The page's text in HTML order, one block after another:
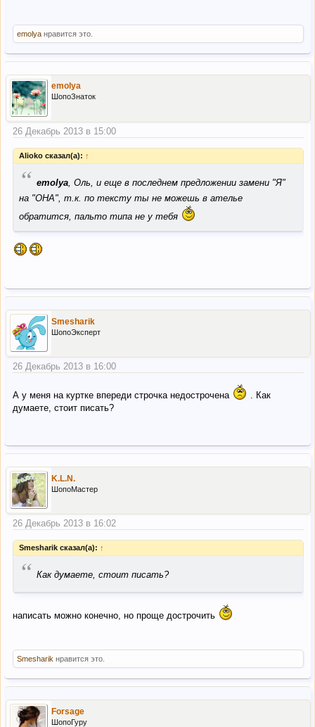
emolya нравится это.
emolya
ШопоЗнаток
26 Декабрь 2013 в 15:00
Alioko сказал(а): ↑
“ emolya , Оль, и еще в последнем предложении замени "Я"
на "ОНА", т.к. по тексту ты не можешь в ателье
обратится, пальто типа не у тебя
Smesharik
ШопоЭксперт
26 Декабрь 2013 в 16:00
А у меня на куртке впереди строчка недострочена
. Как
думаете, стоит писать?
K.L.N.
ШопоМастер
26 Декабрь 2013 в 16:02
Smesharik сказал(а): ↑
“ Как думаете, стоит писать?
написать можно конечно, но проще дострочить
Smesharik нравится это.
Forsage
ШопоГуру